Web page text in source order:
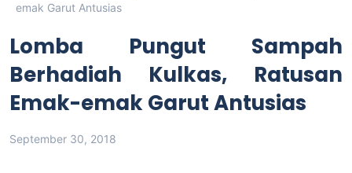
emak Garut Antusias
Lomba Pungut Sampah
Berhadiah Kulkas, Ratusan
Emak-emak Garut Antusias
September 30, 2018